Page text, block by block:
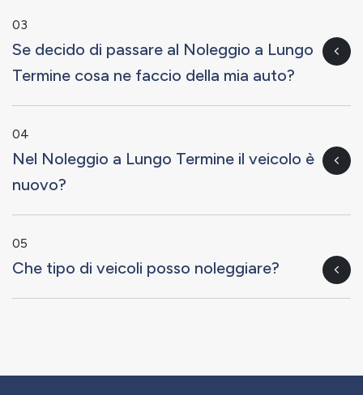
03
Se decido di passare al Noleggio a Lungo
Termine cosa ne faccio della mia auto?
04
Nel Noleggio a Lungo Termine il veicolo è
nuovo?
05
Che tipo di veicoli posso noleggiare?